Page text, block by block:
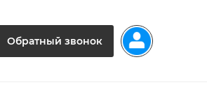
Обратный звонок